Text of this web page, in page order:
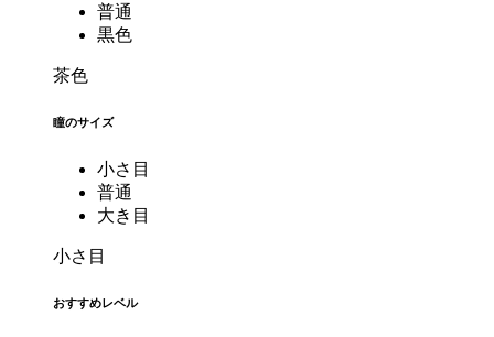
普通
黒色
茶色
瞳のサイズ
小さ目
普通
大き目
小さ目
おすすめレベル